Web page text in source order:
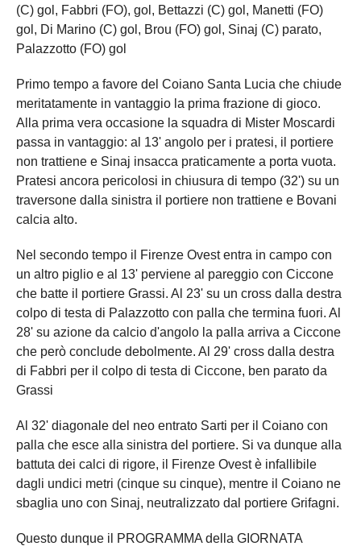
(C) gol, Fabbri (FO), gol, Bettazzi (C) gol, Manetti (FO)
gol, Di Marino (C) gol, Brou (FO) gol, Sinaj (C) parato,
Palazzotto (FO) gol
Primo tempo a favore del Coiano Santa Lucia che chiude
meritatamente in vantaggio la prima frazione di gioco.
Alla prima vera occasione la squadra di Mister Moscardi
passa in vantaggio: al 13' angolo per i pratesi, il portiere
non trattiene e Sinaj insacca praticamente a porta vuota.
Pratesi ancora pericolosi in chiusura di tempo (32') su un
traversone dalla sinistra il portiere non trattiene e Bovani
calcia alto.
Nel secondo tempo il Firenze Ovest entra in campo con
un altro piglio e al 13' perviene al pareggio con Ciccone
che batte il portiere Grassi. Al 23' su un cross dalla destra
colpo di testa di Palazzotto con palla che termina fuori. Al
28' su azione da calcio d'angolo la palla arriva a Ciccone
che però conclude debolmente. Al 29' cross dalla destra
di Fabbri per il colpo di testa di Ciccone, ben parato da
Grassi
Al 32' diagonale del neo entrato Sarti per il Coiano con
palla che esce alla sinistra del portiere. Si va dunque alla
battuta dei calci di rigore, il Firenze Ovest è infallibile
dagli undici metri (cinque su cinque), mentre il Coiano ne
sbaglia uno con Sinaj, neutralizzato dal portiere Grifagni.
Questo dunque il PROGRAMMA della GIORNATA